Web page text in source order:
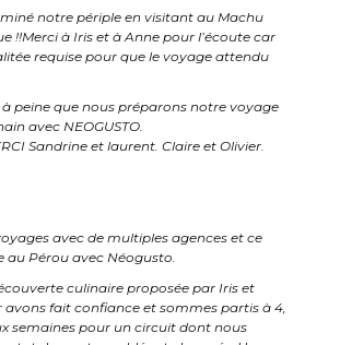
notre périple en visitant au Machu
!!Merci à Iris et à Anne pour l’écoute car
requise pour que le voyage attendu
peine que nous préparons notre voyage
avec NEOGUSTO.
Sandrine et laurent. Claire et Olivier.
avec de multiples agences et ce
au Pérou avec Néogusto.
culinaire proposée par Iris et
avons fait confiance et sommes partis à 4,
semaines pour un circuit dont nous